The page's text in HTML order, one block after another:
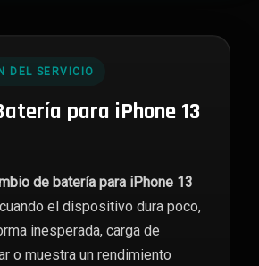
DEL SERVICIO
para iPhone 13
de batería para iPhone 13
el dispositivo dura poco,
inesperada, carga de
o muestra un rendimiento